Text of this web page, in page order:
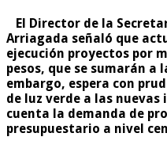
El Director de la
Arriagada señaló que
ejecución proyectos por
pesos, que se sumarán
embargo, espera con
de luz verde a las
cuenta la demanda de
presupuestario a nivel